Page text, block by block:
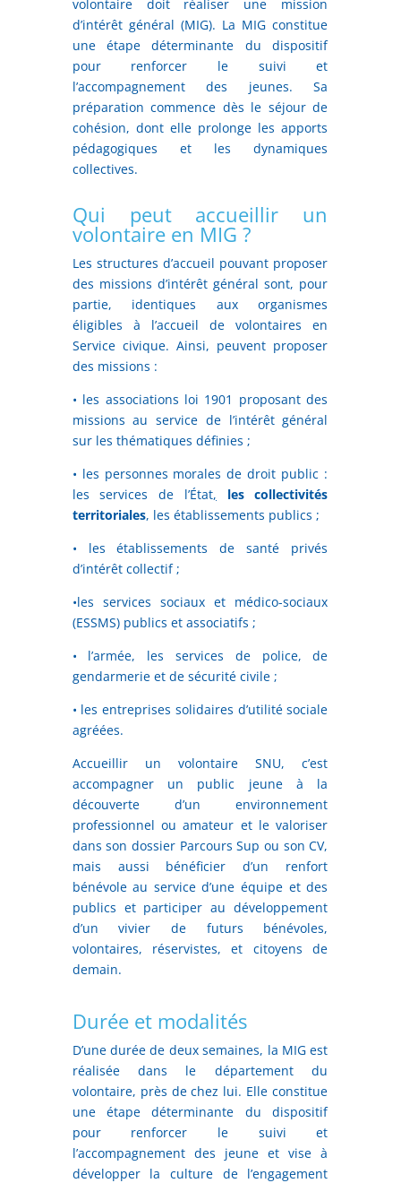
volontaire doit réaliser une mission
d’intérêt général (MIG). La MIG constitue
une étape déterminante du dispositif
pour renforcer le suivi et
l’accompagnement des jeunes. Sa
préparation commence dès le séjour de
cohésion, dont elle prolonge les apports
pédagogiques et les dynamiques
collectives.
Qui peut accueillir un
volontaire en MIG ?
Les structures d’accueil pouvant proposer
des missions d’intérêt général sont, pour
partie, identiques aux organismes
éligibles à l’accueil de volontaires en
Service civique. Ainsi, peuvent proposer
des missions :
• les associations loi 1901 proposant des
missions au service de l’intérêt général
sur les thématiques définies ;
• les personnes morales de droit public :
les services de l’État,
les collectivités
territoriales, les établissements publics ;
• les établissements de santé privés
d’intérêt collectif ;
•les services sociaux et médico-sociaux
(ESSMS) publics et associatifs ;
• l’armée, les services de police, de
gendarmerie et de sécurité civile ;
• les entreprises solidaires d’utilité sociale
agréées.
Accueillir un volontaire SNU, c’est
accompagner un public jeune à la
découverte d’un environnement
professionnel ou amateur et le valoriser
dans son dossier Parcours Sup ou son CV,
mais aussi bénéficier d’un renfort
bénévole au service d’une équipe et des
publics et participer au développement
d’un vivier de futurs bénévoles,
volontaires, réservistes, et citoyens de
demain.
Durée et modalités
D’une durée de deux semaines, la MIG est
réalisée dans le département du
volontaire, près de chez lui. Elle constitue
une étape déterminante du dispositif
pour renforcer le suivi et
l’accompagnement des jeune et vise à
développer la culture de l’engagement